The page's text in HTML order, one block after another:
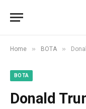
Home » BOTA » Donald
BOTA
Donald